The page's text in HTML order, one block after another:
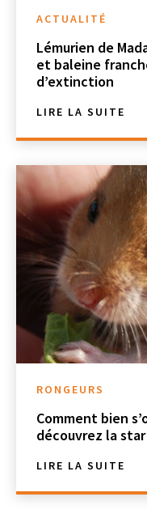
ACTUALITÉ
Lémurien de
et baleine
d’extinction
LIRE LA SUITE
RONGEURS
Comment bien
découvrez la
LIRE LA SUITE